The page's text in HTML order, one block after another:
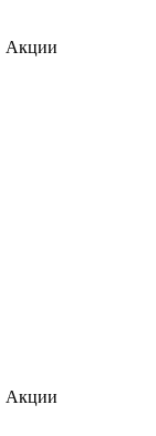
Акции
Акции